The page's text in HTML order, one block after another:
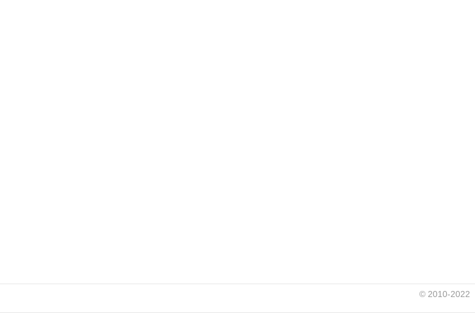
© 2010-2022